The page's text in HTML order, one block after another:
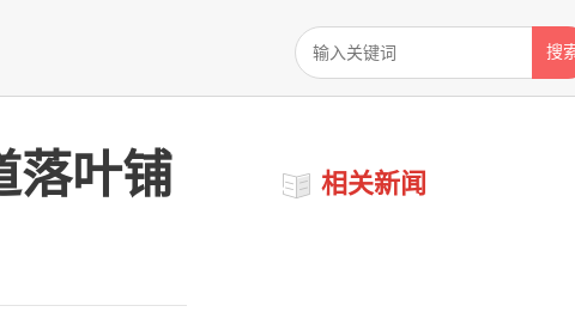
搜
落叶铺 相关新闻